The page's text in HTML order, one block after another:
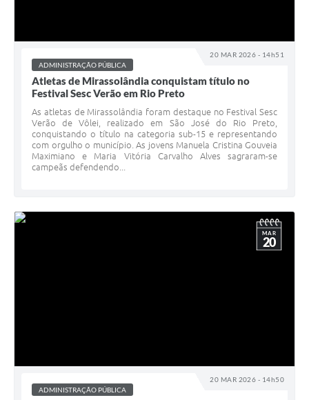
20 MAR 2026 - 14h51
ADMINISTRAÇÃO PÚBLICA
Atletas de Mirassolândia conquistam título no
Festival Sesc Verão em Rio Preto
As atletas de Mirassolândia foram destaque no Festival Sesc
Verão de Vôlei, realizado em São José do Rio Preto,
conquistando o título na categoria sub-15 e representando
com orgulho o município. As jovens Manuela Cristina Gouveia
Maximiano e Maria Vitória Carvalho Alves sagraram-se
campeãs defendendo...
20 MAR 2026 - 14h50
MAR
20
ADMINISTRAÇÃO PÚBLICA